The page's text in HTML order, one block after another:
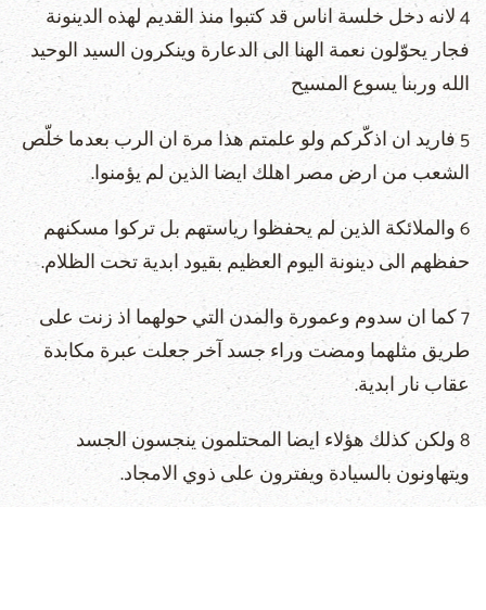
4 لانه دخل خلسة اناس قد كتبوا منذ القديم لهذه الدينونة
فجار يحوّلون نعمة الهنا الى الدعارة وينكرون السيد الوحيد
الله وربنا يسوع المسيح
5 فاريد ان اذكّركم ولو علمتم هذا مرة ان الرب بعدما خلّص
الشعب من ارض مصر اهلك ايضا الذين لم يؤمنوا.
6 والملائكة الذين لم يحفظوا رياستهم بل تركوا مسكنهم
حفظهم الى دينونة اليوم العظيم بقيود ابدية تحت الظلام.
7 كما ان سدوم وعمورة والمدن التي حولهما اذ زنت على
طريق مثلهما ومضت وراء جسد آخر جعلت عبرة مكابدة
عقاب نار ابدية.
8 ولكن كذلك هؤلاء ايضا المحتلمون ينجسون الجسد
ويتهاونون بالسيادة ويفترون على ذوي الامجاد.